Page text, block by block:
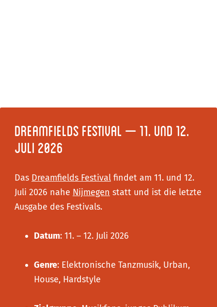
Dreamfields Festival – 11. und 12.
Juli 2026
Das Dreamfields Festival findet am 11. und 12.
Juli 2026 nahe Nijmegen statt und ist die letzte
Ausgabe des Festivals.
Datum: 11. – 12. Juli 2026
Genre: Elektronische Tanzmusik, Urban,
House, Hardstyle